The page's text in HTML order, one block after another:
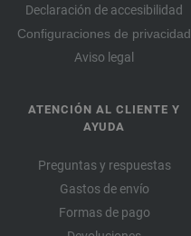
Declaración de accesibilidad
Configuraciones de privacidad
Aviso legal
ATENCIÓN AL CLIENTE Y
AYUDA
Preguntas y respuestas
Gastos de envío
Formas de pago